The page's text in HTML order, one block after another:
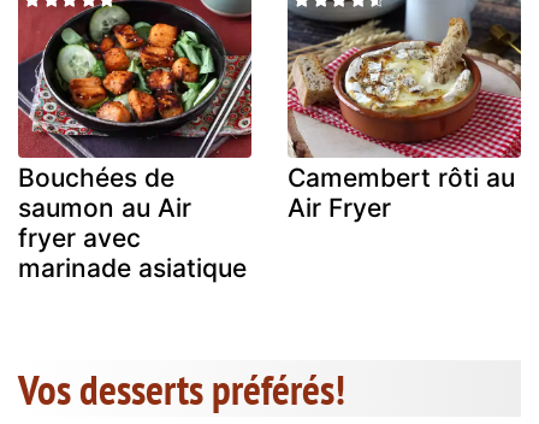
Bouchées de
saumon au Air
fryer avec
marinade asiatique
Camembert rôti au
Air Fryer
Vos desserts préférés!